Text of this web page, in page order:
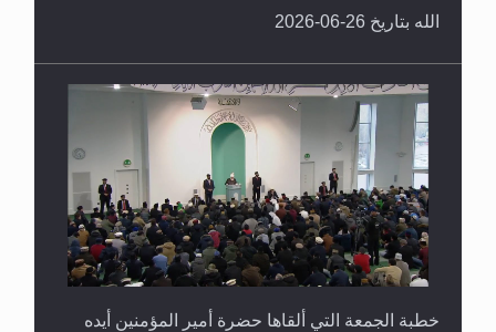
الله بتاريخ 26-06-2026
خطبة الجمعة التي ألقاها حضرة أمير المؤمنين أيده